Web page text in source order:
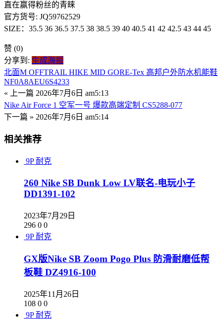
直在赢得粉丝的青睐
官方货号: JQ59762529
SIZE：35.5 36 36.5 37.5 38 38.5 39 40 40.5 41 42 42.5 43 44 45
赞 (0)
分享到: 生成海报
北面M OFFTRAIL HIKE MID GORE-Tex 高邦户外防水机能鞋
NF0A8AEU6S4233
« 上一篇 2026年7月6日 am5:13
Nike Air Force 1 空军一号 爆款高端定制 CS5288-077
下一篇 » 2026年7月6日 am5:14
相关推荐
9P 耐克
260 Nike SB Dunk Low LV联名-电玩小子
DD1391-102
2023年7月29日
296 0 0
9P 耐克
GX版Nike SB Zoom Pogo Plus 防滑耐磨低帮
板鞋 DZ4916-100
2025年11月26日
108 0 0
9P 耐克